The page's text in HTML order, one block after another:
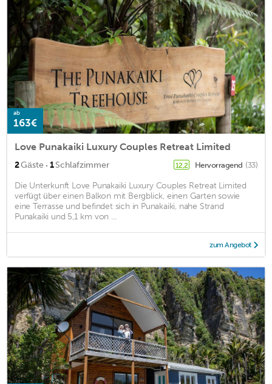
ab
163€
Love Punakaiki Luxury Couples Retreat Limited
2Gäste · 1Schlafzimmer 12,2 Hervorragend (33)
Die Unterkunft Love Punakaiki Luxury Couples Retreat Limited
verfügt über einen Balkon mit Bergblick, einen Garten sowie
eine Terrasse und befindet sich in Punakaiki, nahe Strand
Punakaiki und 5,1 km von ...
zum Angebot